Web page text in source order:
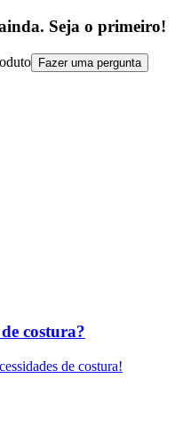
Seja o primeiro!
Fazer uma pergunta
costura?
de costura!